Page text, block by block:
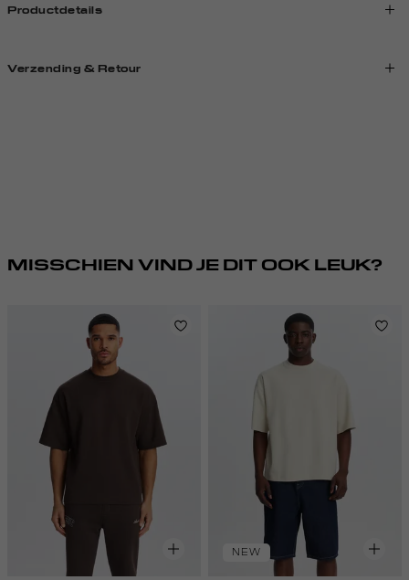
Productdetails
Verzending & Retour
MISSCHIEN VIND JE DIT OOK LEUK?
NEW